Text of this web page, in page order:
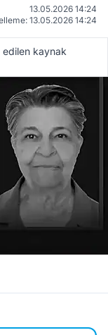
13.05.2026 14:24
13.05.2026 14:24
edilen kaynak